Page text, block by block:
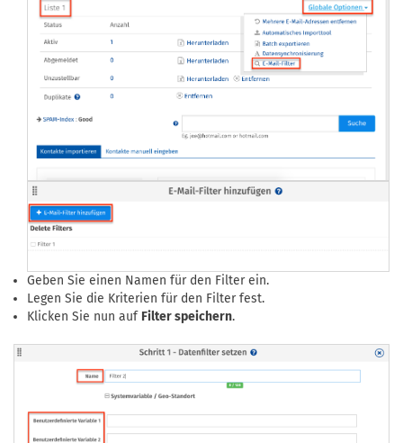
Geben Sie einen Namen für den Filter ein.
Legen Sie die Kriterien für den Filter fest.
Klicken Sie nun auf Filter speichern.